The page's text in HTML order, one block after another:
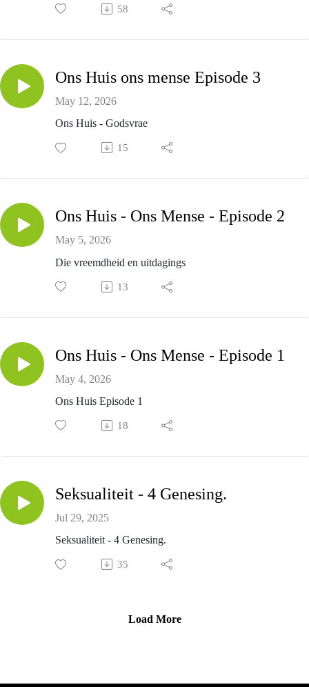
58
Ons Huis ons mense Episode 3
May 12, 2026
Ons Huis - Godsvrae
15
Ons Huis - Ons Mense - Episode 2
May 5, 2026
Die vreemdheid en uitdagings
13
Ons Huis - Ons Mense - Episode 1
May 4, 2026
Ons Huis Episode 1
18
Seksualiteit - 4 Genesing.
Jul 29, 2025
Seksualiteit - 4 Genesing.
35
Load More